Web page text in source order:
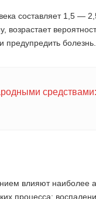
составляет 1,5 —
предупредить болезнь.
влияют наиболее
процесса: